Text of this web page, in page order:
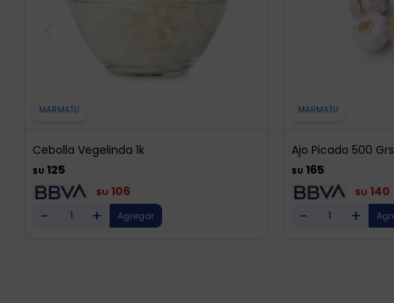
MARMATU
Cebolla Vegelinda 1k
$U 125
$U 106
- +
MARMATU
Ajo Picado 500 Grs
$U 165
$U 140
- +